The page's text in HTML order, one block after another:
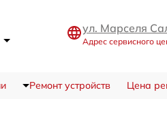
ул. Марселя
Адрес сервисного
Ремонт устройств Цена